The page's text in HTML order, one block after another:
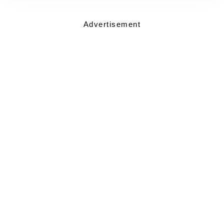
Advertisement